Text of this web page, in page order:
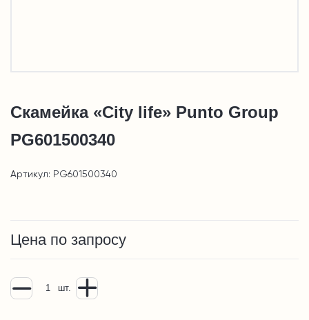
Скамейка «City life» Punto Group
PG601500340
Артикул: PG601500340
Цена по запросу
шт.